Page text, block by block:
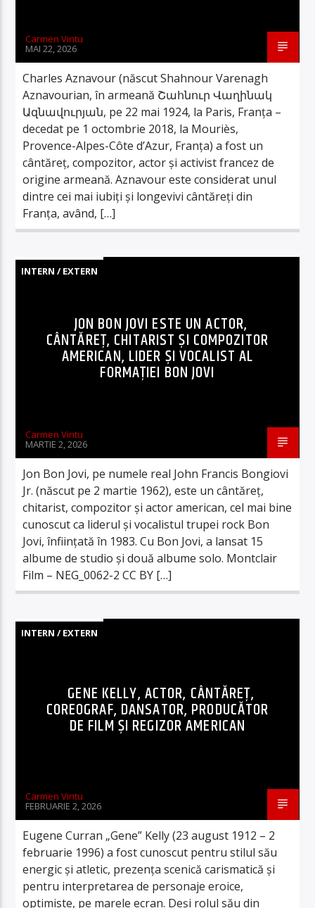
Carmen Vintu
MAI 22, 2026
Charles Aznavour (născut Shahnour Varenagh
Aznavourian, în armeană Շահնուր Վաղինակ
Ազնավուրյան, pe 22 mai 1924, la Paris, Franța –
decedat pe 1 octombrie 2018, la Mouriès,
Provence-Alpes-Côte d’Azur, Franța) a fost un
cântăreț, compozitor, actor și activist francez de
origine armeană. Aznavour este considerat unul
dintre cei mai iubiți și longevivi cântăreți din
Franța, având, […]
INTERN / EXTERN
JON BON JOVI ESTE UN ACTOR,
CÂNTĂREȚ, CHITARIST ȘI COMPOZITOR
AMERICAN, LIDER ȘI VOCALIST AL
FORMAȚIEI BON JOVI
Carmen Vintu
MARTIE 2, 2026
Jon Bon Jovi, pe numele real John Francis Bongiovi
Jr. (născut pe 2 martie 1962), este un cântăreț,
chitarist, compozitor și actor american, cel mai bine
cunoscut ca liderul și vocalistul trupei rock Bon
Jovi, înființată în 1983. Cu Bon Jovi, a lansat 15
albume de studio și două albume solo. Montclair
Film – NEG_0062-2 CC BY […]
INTERN / EXTERN
GENE KELLY, ACTOR, CÂNTĂREȚ,
COREOGRAF, DANSATOR, PRODUCĂTOR
DE FILM ȘI REGIZOR AMERICAN
Carmen Vintu
FEBRUARIE 2, 2026
Eugene Curran „Gene” Kelly (23 august 1912 – 2
februarie 1996) a fost cunoscut pentru stilul său
energic și atletic, prezența scenică carismatică și
pentru interpretarea de personaje eroice,
optimiste, pe marele ecran. Deși rolul său din